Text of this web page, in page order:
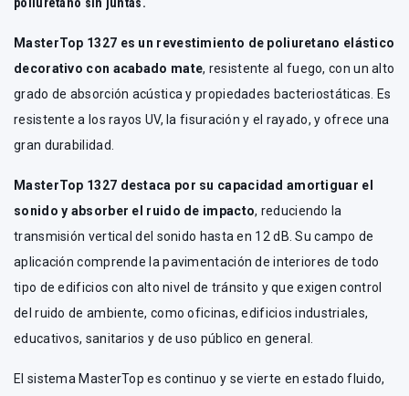
MasterTop 1327 es un revestimiento de poliuretano elástico
decorativo con acabado mate, resistente al fuego, con un alto
grado de absorción acústica y propiedades bacteriostáticas. Es
resistente a los rayos UV, la fisuración y el rayado, y ofrece una
gran durabilidad.
MasterTop 1327 destaca por su capacidad amortiguar el
sonido y absorber el ruido de impacto, reduciendo la
transmisión vertical del sonido hasta en 12 dB. Su campo de
aplicación comprende la pavimentación de interiores de todo
tipo de edificios con alto nivel de tránsito y que exigen control
del ruido de ambiente, como oficinas, edificios industriales,
educativos, sanitarios y de uso público en general.
El sistema MasterTop es continuo y se vierte en estado fluido,